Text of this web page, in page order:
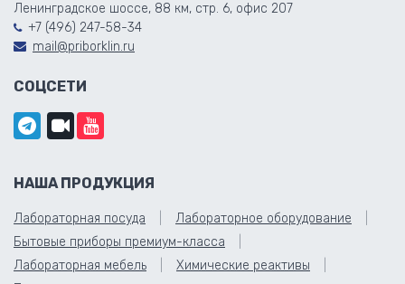
Ленинградское шоссе, 88 км, стр. 6, офис 207
+7 (496) 247-58-34
mail@priborklin.ru
СОЦСЕТИ
НАША ПРОДУКЦИЯ
Лабораторная посуда
Лабораторное оборудование
Бытовые приборы премиум-класса
Лабораторная мебель
Химические реактивы